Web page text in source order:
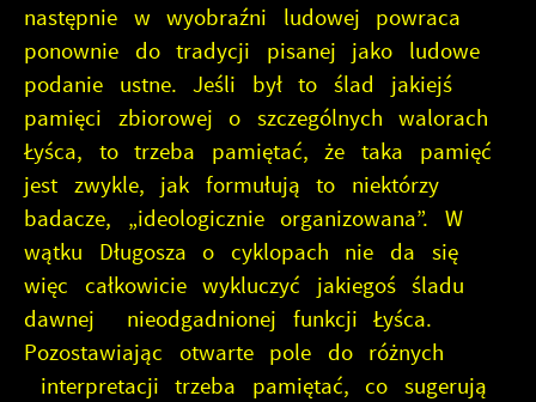
następnie w wyobraźni ludowej powraca
ponownie do tradycji pisanej jako ludowe
podanie ustne. Jeśli był to ślad jakiejś
pamięci zbiorowej o szczególnych walorach
Łyśca, to trzeba pamiętać, że taka pamięć
jest zwykle, jak formułują to niektórzy
badacze, „ideologicznie organizowana”. W
wątku Długosza o cyklopach nie da się
więc całkowicie wykluczyć jakiegoś śladu
dawnej nieodgadnionej funkcji Łyśca.
Pozostawiając otwarte pole do różnych
interpretacji trzeba pamiętać, co sugerują